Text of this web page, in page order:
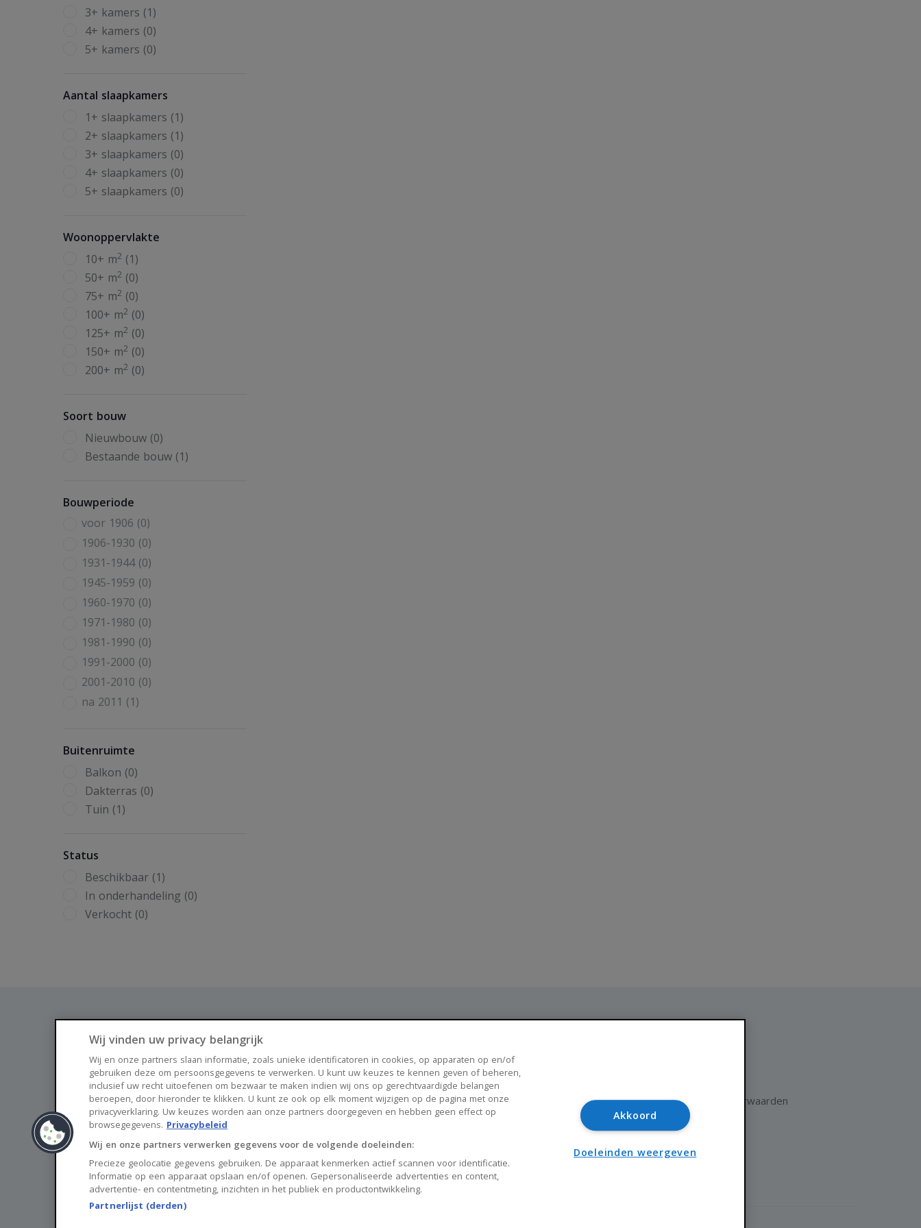
3+ kamers (1)
4+ kamers (0)
5+ kamers (0)
Aantal slaapkamers
1+ slaapkamers (1)
2+ slaapkamers (1)
3+ slaapkamers (0)
4+ slaapkamers (0)
5+ slaapkamers (0)
Woonoppervlakte
10+ m2 (1)
50+ m2 (0)
75+ m2 (0)
100+ m2 (0)
125+ m2 (0)
150+ m2 (0)
200+ m2 (0)
Soort bouw
Nieuwbouw (0)
Bestaande bouw (1)
Bouwperiode
voor 1906 (0)
1906-1930 (0)
1931-1944 (0)
1945-1959 (0)
1960-1970 (0)
1971-1980 (0)
1981-1990 (0)
1991-2000 (0)
2001-2010 (0)
na 2011 (1)
Buitenruimte
Balkon (0)
Dakterras (0)
Tuin (1)
Status
Beschikbaar (1)
In onderhandeling (0)
Verkocht (0)
Vind je nieuwe thuis via Huisnet
Breda
Apeldoorn
Arnhem
Enschede
Amersfoort
Algemene voorwaarden
Privacybeleid
Contact
Wij vinden uw privacy belangrijk
Wij en onze partners slaan informatie, zoals unieke identificatoren in cookies, op apparaten op en/of
gebruiken deze om persoonsgegevens te verwerken. U kunt uw keuzes te kennen geven of beheren,
inclusief uw recht uitoefenen om bezwaar te maken indien wij ons op gerechtvaardigde belangen
beroepen, door hieronder te klikken. U kunt ze ook op elk moment wijzigen op de pagina met onze
privacyverklaring. Uw keuzes worden aan onze partners doorgegeven en hebben geen effect op
browsegegevens. Privacybeleid
Wij en onze partners verwerken gegevens voor de volgende doeleinden:
Precieze geolocatie gegevens gebruiken. De apparaat kenmerken actief scannen voor identificatie.
Informatie op een apparaat opslaan en/of openen. Gepersonaliseerde advertenties en content,
advertentie- en contentmeting, inzichten in het publiek en productontwikkeling.
Partnerlijst (derden)
Akkoord
Doeleinden weergeven